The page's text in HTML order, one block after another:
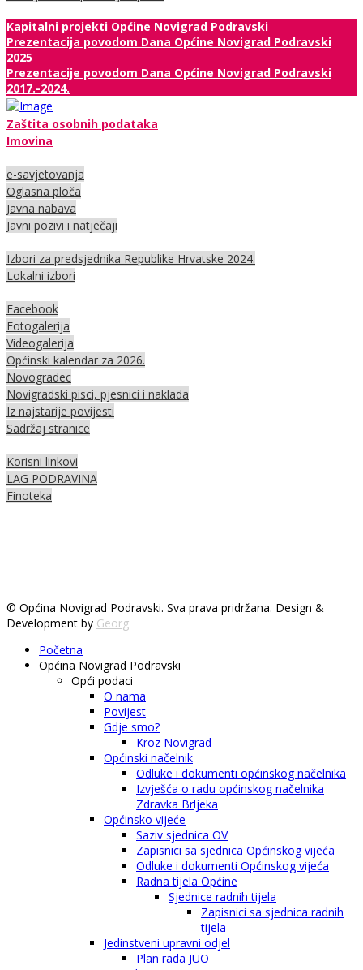
Kapitalni projekti Općine Novigrad Podravski
Prezentacija povodom Dana Općine Novigrad Podravski
2025
Prezentacije povodom Dana Općine Novigrad Podravski
2017.-2024.
Zaštita osobnih podataka
Imovina
e-savjetovanja
Oglasna ploča
Javna nabava
Javni pozivi i natječaji
Izbori za predsjednika Republike Hrvatske 2024.
Lokalni izbori
Facebook
Fotogalerija
Videogalerija
Općinski kalendar za 2026.
Novogradec
Novigradski pisci, pjesnici i naklada
Iz najstarije povijesti
Sadržaj stranice
Korisni linkovi
LAG PODRAVINA
Finoteka
© Općina Novigrad Podravski. Sva prava pridržana. Design &
Development by Georg
Početna
Općina Novigrad Podravski
Opći podaci
O nama
Povijest
Gdje smo?
Kroz Novigrad
Općinski načelnik
Odluke i dokumenti općinskog načelnika
Izvješća o radu općinskog načelnika
Zdravka Brljeka
Općinsko vijeće
Saziv sjednica OV
Zapisnici sa sjednica Općinskog vijeća
Odluke i dokumenti Općinskog vijeća
Radna tijela Općine
Sjednice radnih tijela
Zapisnici sa sjednica radnih
tijela
Jedinstveni upravni odjel
Plan rada JUO